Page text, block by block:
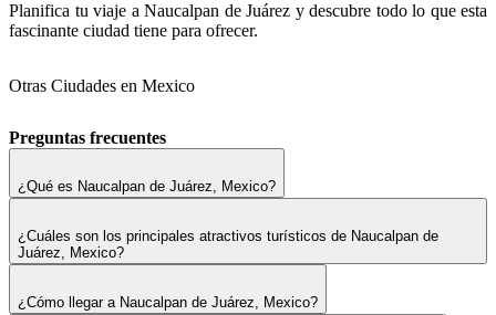
Planifica tu viaje a Naucalpan de Juárez y descubre todo lo que esta
fascinante ciudad tiene para ofrecer.
Otras Ciudades en Mexico
Preguntas frecuentes
¿Qué es Naucalpan de Juárez, Mexico?
¿Cuáles son los principales atractivos turísticos de Naucalpan de
Juárez, Mexico?
¿Cómo llegar a Naucalpan de Juárez, Mexico?